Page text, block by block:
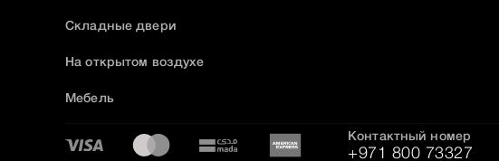
Складные двери
На открытом воздухе
Мебель
Контактный номер
+971 800 73327